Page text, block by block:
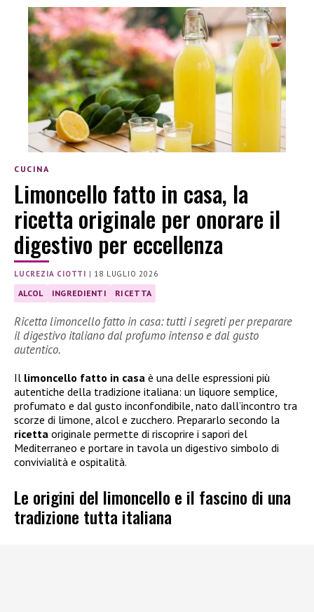
CUCINA
Limoncello fatto in casa, la
ricetta originale per onorare il
digestivo per eccellenza
LUCREZIA CIOTTI | 18 LUGLIO 2026
ALCOL INGREDIENTI RICETTA
Ricetta limoncello fatto in casa: tutti i segreti per preparare
il digestivo italiano dal profumo intenso e dal gusto
autentico.
Il limoncello fatto in casa è una delle espressioni più
autentiche della tradizione italiana: un liquore semplice,
profumato e dal gusto inconfondibile, nato dall’incontro tra
scorze di limone, alcol e zucchero. Prepararlo secondo la
ricetta originale permette di riscoprire i sapori del
Mediterraneo e portare in tavola un digestivo simbolo di
convivialità e ospitalità.
Le origini del limoncello e il fascino di una
tradizione tutta italiana